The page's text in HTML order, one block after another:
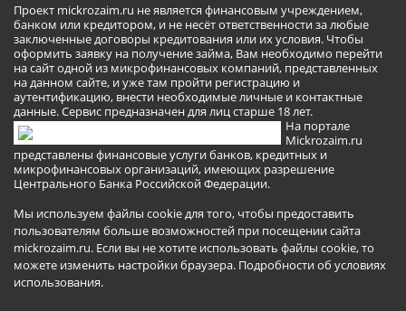
Проект mickrozaim.ru не является финансовым учреждением,
банком или кредитором, и не несёт ответственности за любые
заключенные договоры кредитования или их условия. Чтобы
оформить заявку на получение займа, Вам необходимо перейти
на сайт одной из микрофинансовых компаний, представленных
на данном сайте, и уже там пройти регистрацию и
аутентификацию, внести необходимые личные и контактные
данные. Сервис предназначен для лиц старше 18 лет.
На портале
Mickrozaim.ru
представлены финансовые услуги банков, кредитных и
микрофинансовых организаций, имеющих разрешение
Центрального Банка Российской Федерации.
Мы используем файлы cookie для того, чтобы предоставить
пользователям больше возможностей при посещении сайта
mickrozaim.ru. Если вы не хотите использовать файлы cookie, то
можете изменить настройки браузера. Подробности об условиях
использования.